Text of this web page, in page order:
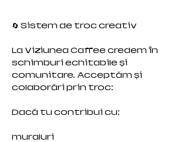
🔄 Sistem de troc creativ
La Viziunea Caffee credem în
schimburi echitabile și
comunitare. Acceptăm și
colaborări prin troc:
Dacă tu contribui cu:
muraluri